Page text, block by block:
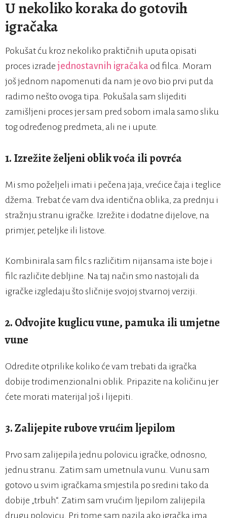
U nekoliko koraka do gotovih
igračaka
Pokušat ću kroz nekoliko praktičnih uputa opisati
proces izrade jednostavnih igračaka od filca. Moram
još jednom napomenuti da nam je ovo bio prvi put da
radimo nešto ovoga tipa. Pokušala sam slijediti
zamišljeni proces jer sam pred sobom imala samo sliku
tog određenog predmeta, ali ne i upute.
1. Izrežite željeni oblik voća ili povrća
Mi smo poželjeli imati i pečena jaja, vrećice čaja i teglice
džema. Trebat će vam dva identična oblika, za prednju i
stražnju stranu igračke. Izrežite i dodatne dijelove, na
primjer, peteljke ili listove.
Kombinirala sam filc s različitim nijansama iste boje i
filc različite debljine. Na taj način smo nastojali da
igračke izgledaju što sličnije svojoj stvarnoj verziji.
2. Odvojite kuglicu vune, pamuka ili umjetne
vune
Odredite otprilike koliko će vam trebati da igračka
dobije trodimenzionalni oblik. Pripazite na količinu jer
ćete morati materijal još i lijepiti.
3. Zalijepite rubove vrućim ljepilom
Prvo sam zalijepila jednu polovicu igračke, odnosno,
jednu stranu. Zatim sam umetnula vunu. Vunu sam
gotovo u svim igračkama smjestila po sredini tako da
dobije „trbuh“. Zatim sam vrućim ljepilom zalijepila
drugu polovicu. Pri tome sam pazila ako igračka ima